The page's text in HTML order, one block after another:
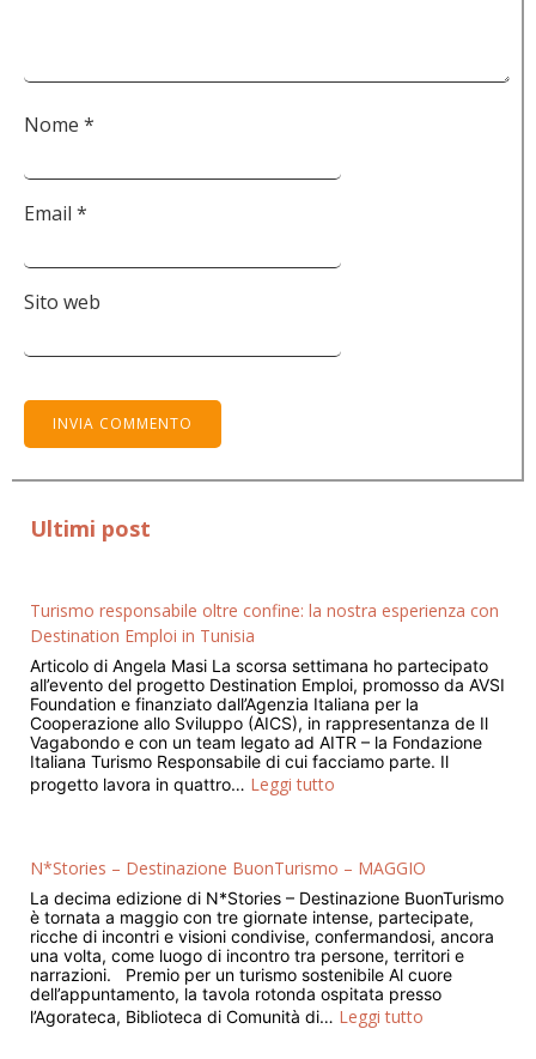
Nome *
Email *
Sito web
Ultimi post
Turismo responsabile oltre confine: la nostra esperienza con
Destination Emploi in Tunisia
Articolo di Angela Masi La scorsa settimana ho partecipato
all’evento del progetto Destination Emploi, promosso da AVSI
Foundation e finanziato dall’Agenzia Italiana per la
Cooperazione allo Sviluppo (AICS), in rappresentanza de Il
Vagabondo e con un team legato ad AITR – la Fondazione
Italiana Turismo Responsabile di cui facciamo parte. Il
progetto lavora in quattro… Leggi tutto
N*Stories – Destinazione BuonTurismo – MAGGIO
La decima edizione di N*Stories – Destinazione BuonTurismo
è tornata a maggio con tre giornate intense, partecipate,
ricche di incontri e visioni condivise, confermandosi, ancora
una volta, come luogo di incontro tra persone, territori e
narrazioni. Premio per un turismo sostenibile Al cuore
dell’appuntamento, la tavola rotonda ospitata presso
l’Agorateca, Biblioteca di Comunità di… Leggi tutto